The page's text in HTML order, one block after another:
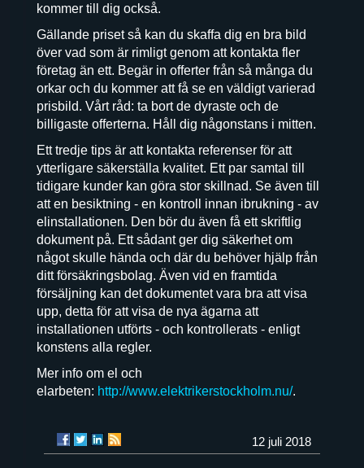
kommer till dig också.
Gällande priset så kan du skaffa dig en bra bild
över vad som är rimligt genom att kontakta fler
företag än ett. Begär in offerter från så många du
orkar och du kommer att få se en väldigt varierad
prisbild. Vårt råd: ta bort de dyraste och de
billigaste offerterna. Håll dig någonstans i mitten.
Ett tredje tips är att kontakta referenser för att
ytterligare säkerställa kvalitet. Ett par samtal till
tidigare kunder kan göra stor skillnad. Se även till
att en besiktning - en kontroll innan ibrukning - av
elinstallationen. Den bör du även få ett skriftlig
dokument på. Ett sådant ger dig säkerhet om
något skulle hända och där du behöver hjälp från
ditt försäkringsbolag. Även vid en framtida
försäljning kan det dokumentet vara bra att visa
upp, detta för att visa de nya ägarna att
installationen utförts - och kontrollerats - enligt
konstens alla regler.
Mer info om el och
elarbeten: http://www.elektrikerstockholm.nu/.
12 juli 2018